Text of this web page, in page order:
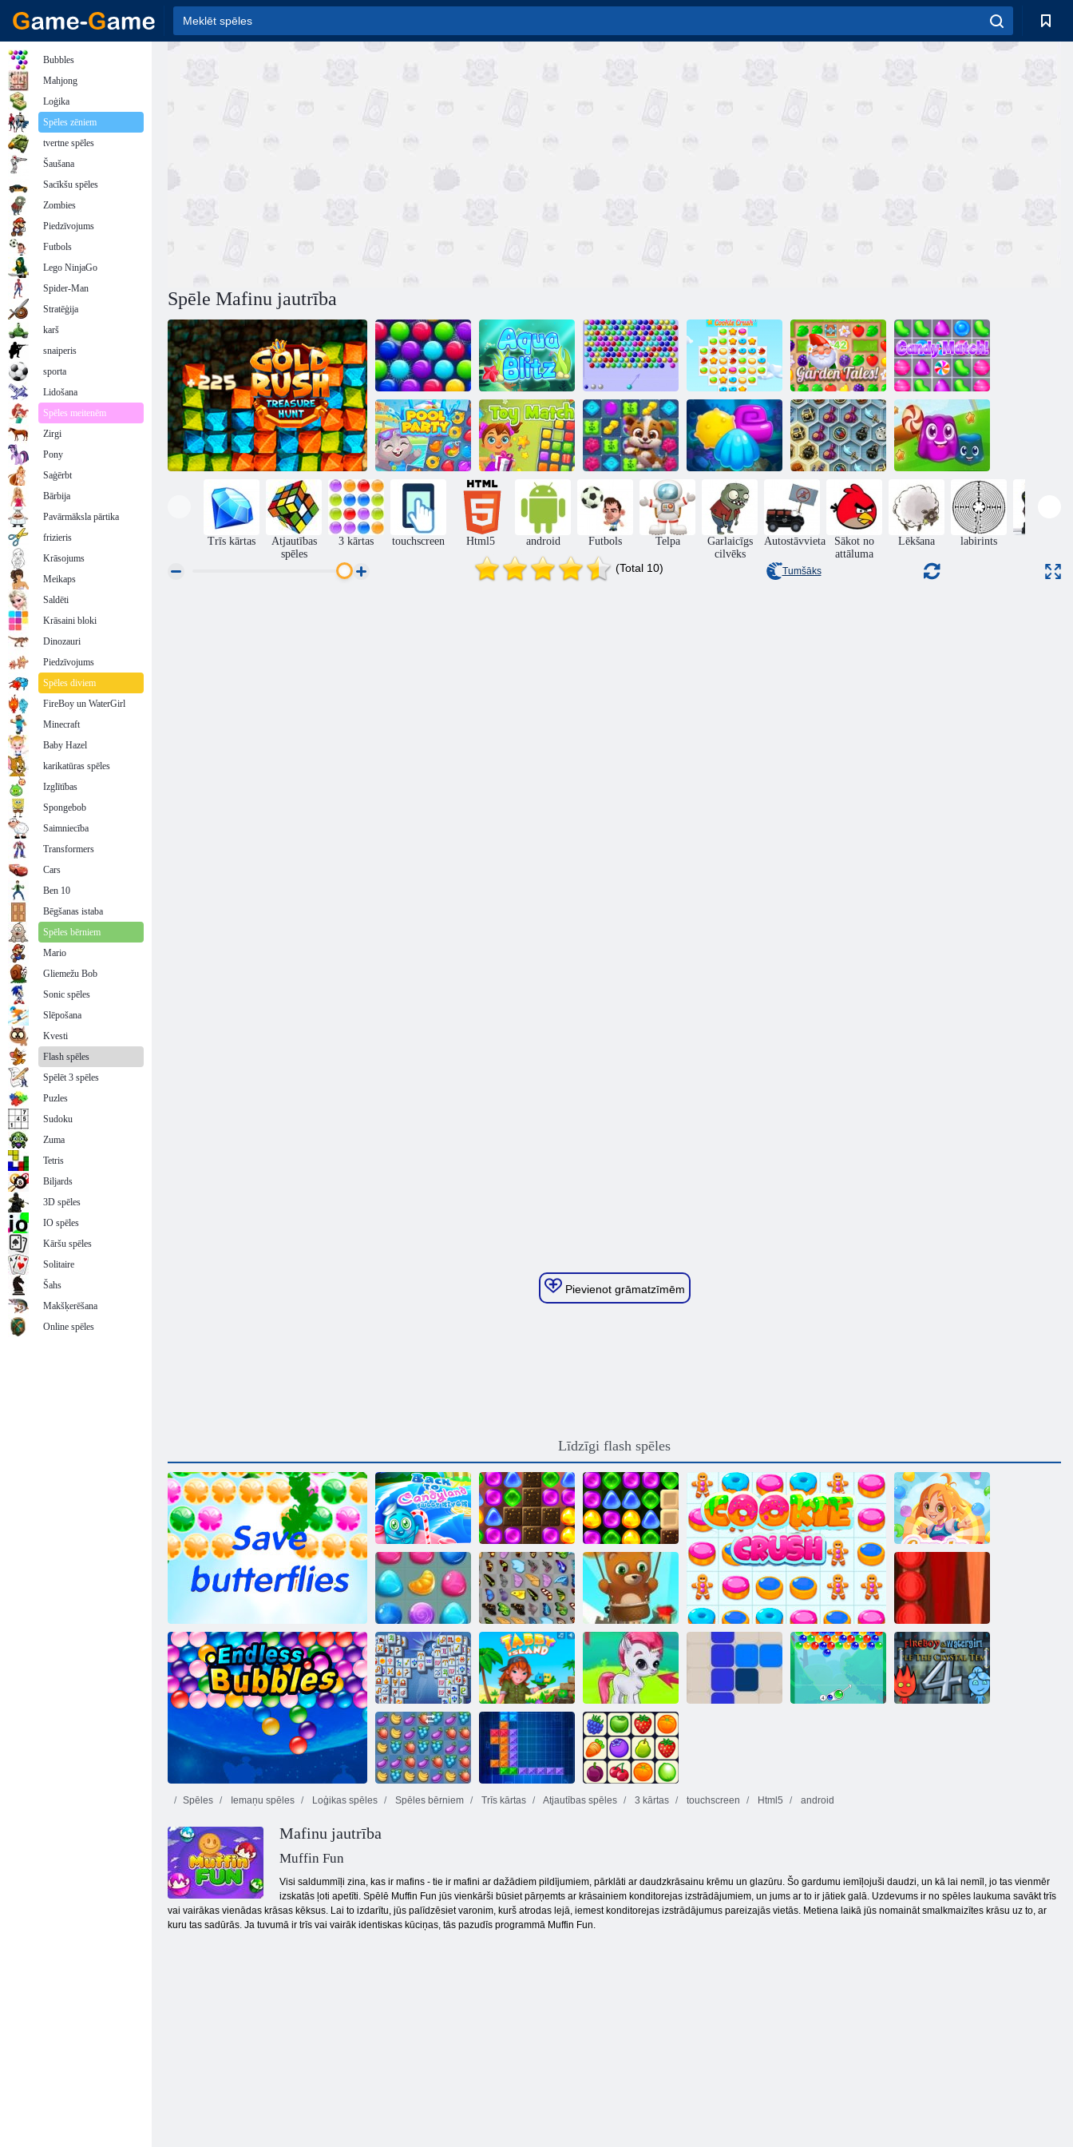
Spēle Mafinu jautrība
Smarty Bubbles
XMas Edition
Aqua Blitz
Burbuļu šāvējs
HTML5
Sīkdatņu
simpātija 3
Dārza pasakas Candy Match!
Baseina ballīte Rotaļlietu mačs!
Suņa mīlas
stāsts
Aqua Blitz 2
Dārgumi Mystic
jūras
Pudiņa zeme
Trīs kārtas
Atjautības
spēles
3 kārtas touchscreen Html5 android Futbols Telpa
Garlaicīgs
cilvēks
Autostāvvieta
Sākot no
attāluma
Lēkšana labirints
(Total 10) Tumšāks
Pievienot grāmatzīmēm
Līdzīgi flash spēles
Glābšanas tauriņš
Atpakaļ uz
Candyland
Sweet River
Atpakaļ uz
Candyland 2
Atpakaļ uz
Candyland 4:
Lollipop Garden
Candy Rain 4
Candy Lain 3 Tauriņš kyodai
Bezgalīgi burbuļi
Burbuļu šāvējs
bezgalīgs
Backgammon
Classic
Mahjong
Fortuna
Svītrains Island Burbulis Gemes
Spēles Iemaņu spēles Loģikas spēles Spēles bērniem Trīs kārtas Atjautības spēles 3 kārtas touchscreen Html5 android
Mafinu jautrība
Muffin Fun
Visi saldummīļi zina, kas ir mafins - tie ir mafini ar dažādiem pildījumiem, pārklāti ar daudzkrāsainu krēmu un glazūru. Šo gardumu iemīļojuši daudzi, un kā lai nemīl, jo tas vienmēr
izskatās ļoti apetīti. Spēlē Muffin Fun jūs vienkārši būsiet pārņemts ar krāsainiem konditorejas izstrādājumiem, un jums ar to ir jātiek galā. Uzdevums ir no spēles laukuma savākt trīs
vai vairākas vienādas krāsas kēksus. Lai to izdarītu, jūs palīdzēsiet varonim, kurš atrodas lejā, iemest konditorejas izstrādājumus pareizajās vietās. Metiena laikā jūs nomaināt smalkmaizītes krāsu uz to, ar
kuru tas sadūrās. Ja tuvumā ir trīs vai vairāk identiskas kūciņas, tās pazudīs programmā Muffin Fun.
Bubbles
Mahjong
Loģika
Spēles zēniem
tvertne spēles
Šaušana
Sacīkšu spēles
Zombies
Piedzīvojums
Futbols
Lego NinjaGo
Spider-Man
Stratēģija
karš
snaiperis
sporta
Lidošana
Spēles meitenēm
Zirgi
Pony
Saģērbt
Bārbija
Pavārmāksla pārtika
frizieris
Krāsojums
Meikaps
Saldēti
Krāsaini bloki
Dinozauri
Piedzīvojums
Spēles diviem
FireBoy un WaterGirl
Minecraft
Baby Hazel
karikatūras spēles
Izglītības
Spongebob
Saimniecība
Transformers
Cars
Ben 10
Bēgšanas istaba
Spēles bērniem
Mario
Gliemežu Bob
Sonic spēles
Slēpošana
Kvesti
Flash spēles
Spēlēt 3 spēles
Puzles
Sudoku
Zuma
Tetris
Biljards
3D spēles
IO spēles
Kāršu spēles
Solitaire
Šahs
Makšķerēšana
Online spēles